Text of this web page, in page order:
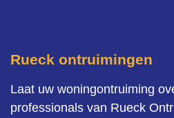
Rueck ontruimingen
Laat uw woningontruiming
professionals van Rueck